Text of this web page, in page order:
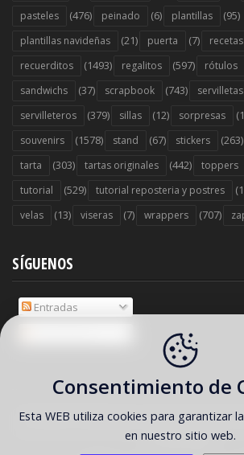
pasteles (476) peinado (6) plantillas (95)
plantillas navideñas (21) puerta (7)
recuerditos (1493) regalitos (597) rótulos
sandwichs (37) scrapbook (743) servilletas
servilleteros (379) sillas (12) sorpresas
souvenirs (1578) stand (67) stickers (263)
tarta (303) tartas originales (442) toppers
tutorial (529) tutorial reposteria y postres
velas (13) viseras (7) wrappers (707)
SÍGUENOS
Entradas
COPYRIGHT ©2026 Ideas y material gratis para
Oh My Fiesta!
Consentimiento de
Esta WEB utiliza cookies para garantizar
en nuestro sitio web.